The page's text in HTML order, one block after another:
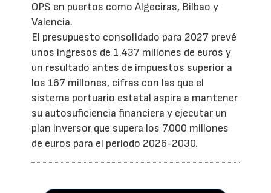
OPS en puertos como Algeciras, Bilbao y
Valencia.
El presupuesto consolidado para 2027 prevé
unos ingresos de 1.437 millones de euros y
un resultado antes de impuestos superior a
los 167 millones, cifras con las que el
sistema portuario estatal aspira a mantener
su autosuficiencia financiera y ejecutar un
plan inversor que supera los 7.000 millones
de euros para el periodo 2026-2030.